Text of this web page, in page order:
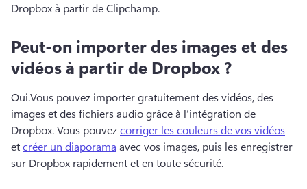
Dropbox à partir de Clipchamp.
Peut-on importer des images et des
vidéos à partir de Dropbox ?
Oui.Vous pouvez importer gratuitement des vidéos, des
images et des fichiers audio grâce à l’intégration de
Dropbox. Vous pouvez corriger les couleurs de vos vidéos
et créer un diaporama avec vos images, puis les enregistrer
sur Dropbox rapidement et en toute sécurité.